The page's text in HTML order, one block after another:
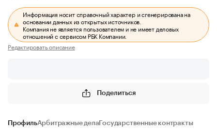
Информация носит справочный характер и сгенерирована на
основании данных из открытых источников.
Компания не является пользователем и не имеет деловых
отношений с сервисом РБК Компании.
Редактировать описание
Поделиться
ПрофильАрбитражные дела Государственные контракты